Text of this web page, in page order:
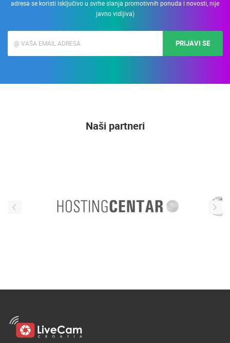
adresa se koristi isključivo u svrhe slanja promotivnih ponuda i novosti, nije
javno vidljiva)
PRIJAVI SE
Naši partneri